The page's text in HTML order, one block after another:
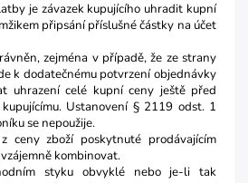
je závazek kupujícího uhradit kupní
připsání příslušné částky na účet
zejména v případě, že ze strany
k dodatečnému potvrzení objednávky
uhrazení celé kupní ceny ještě před
Ustanovení § 2119 odst. 1
se nepoužije.
ceny zboží poskytnuté prodávajícím
kombinovat.
styku obvyklé nebo je-li tak